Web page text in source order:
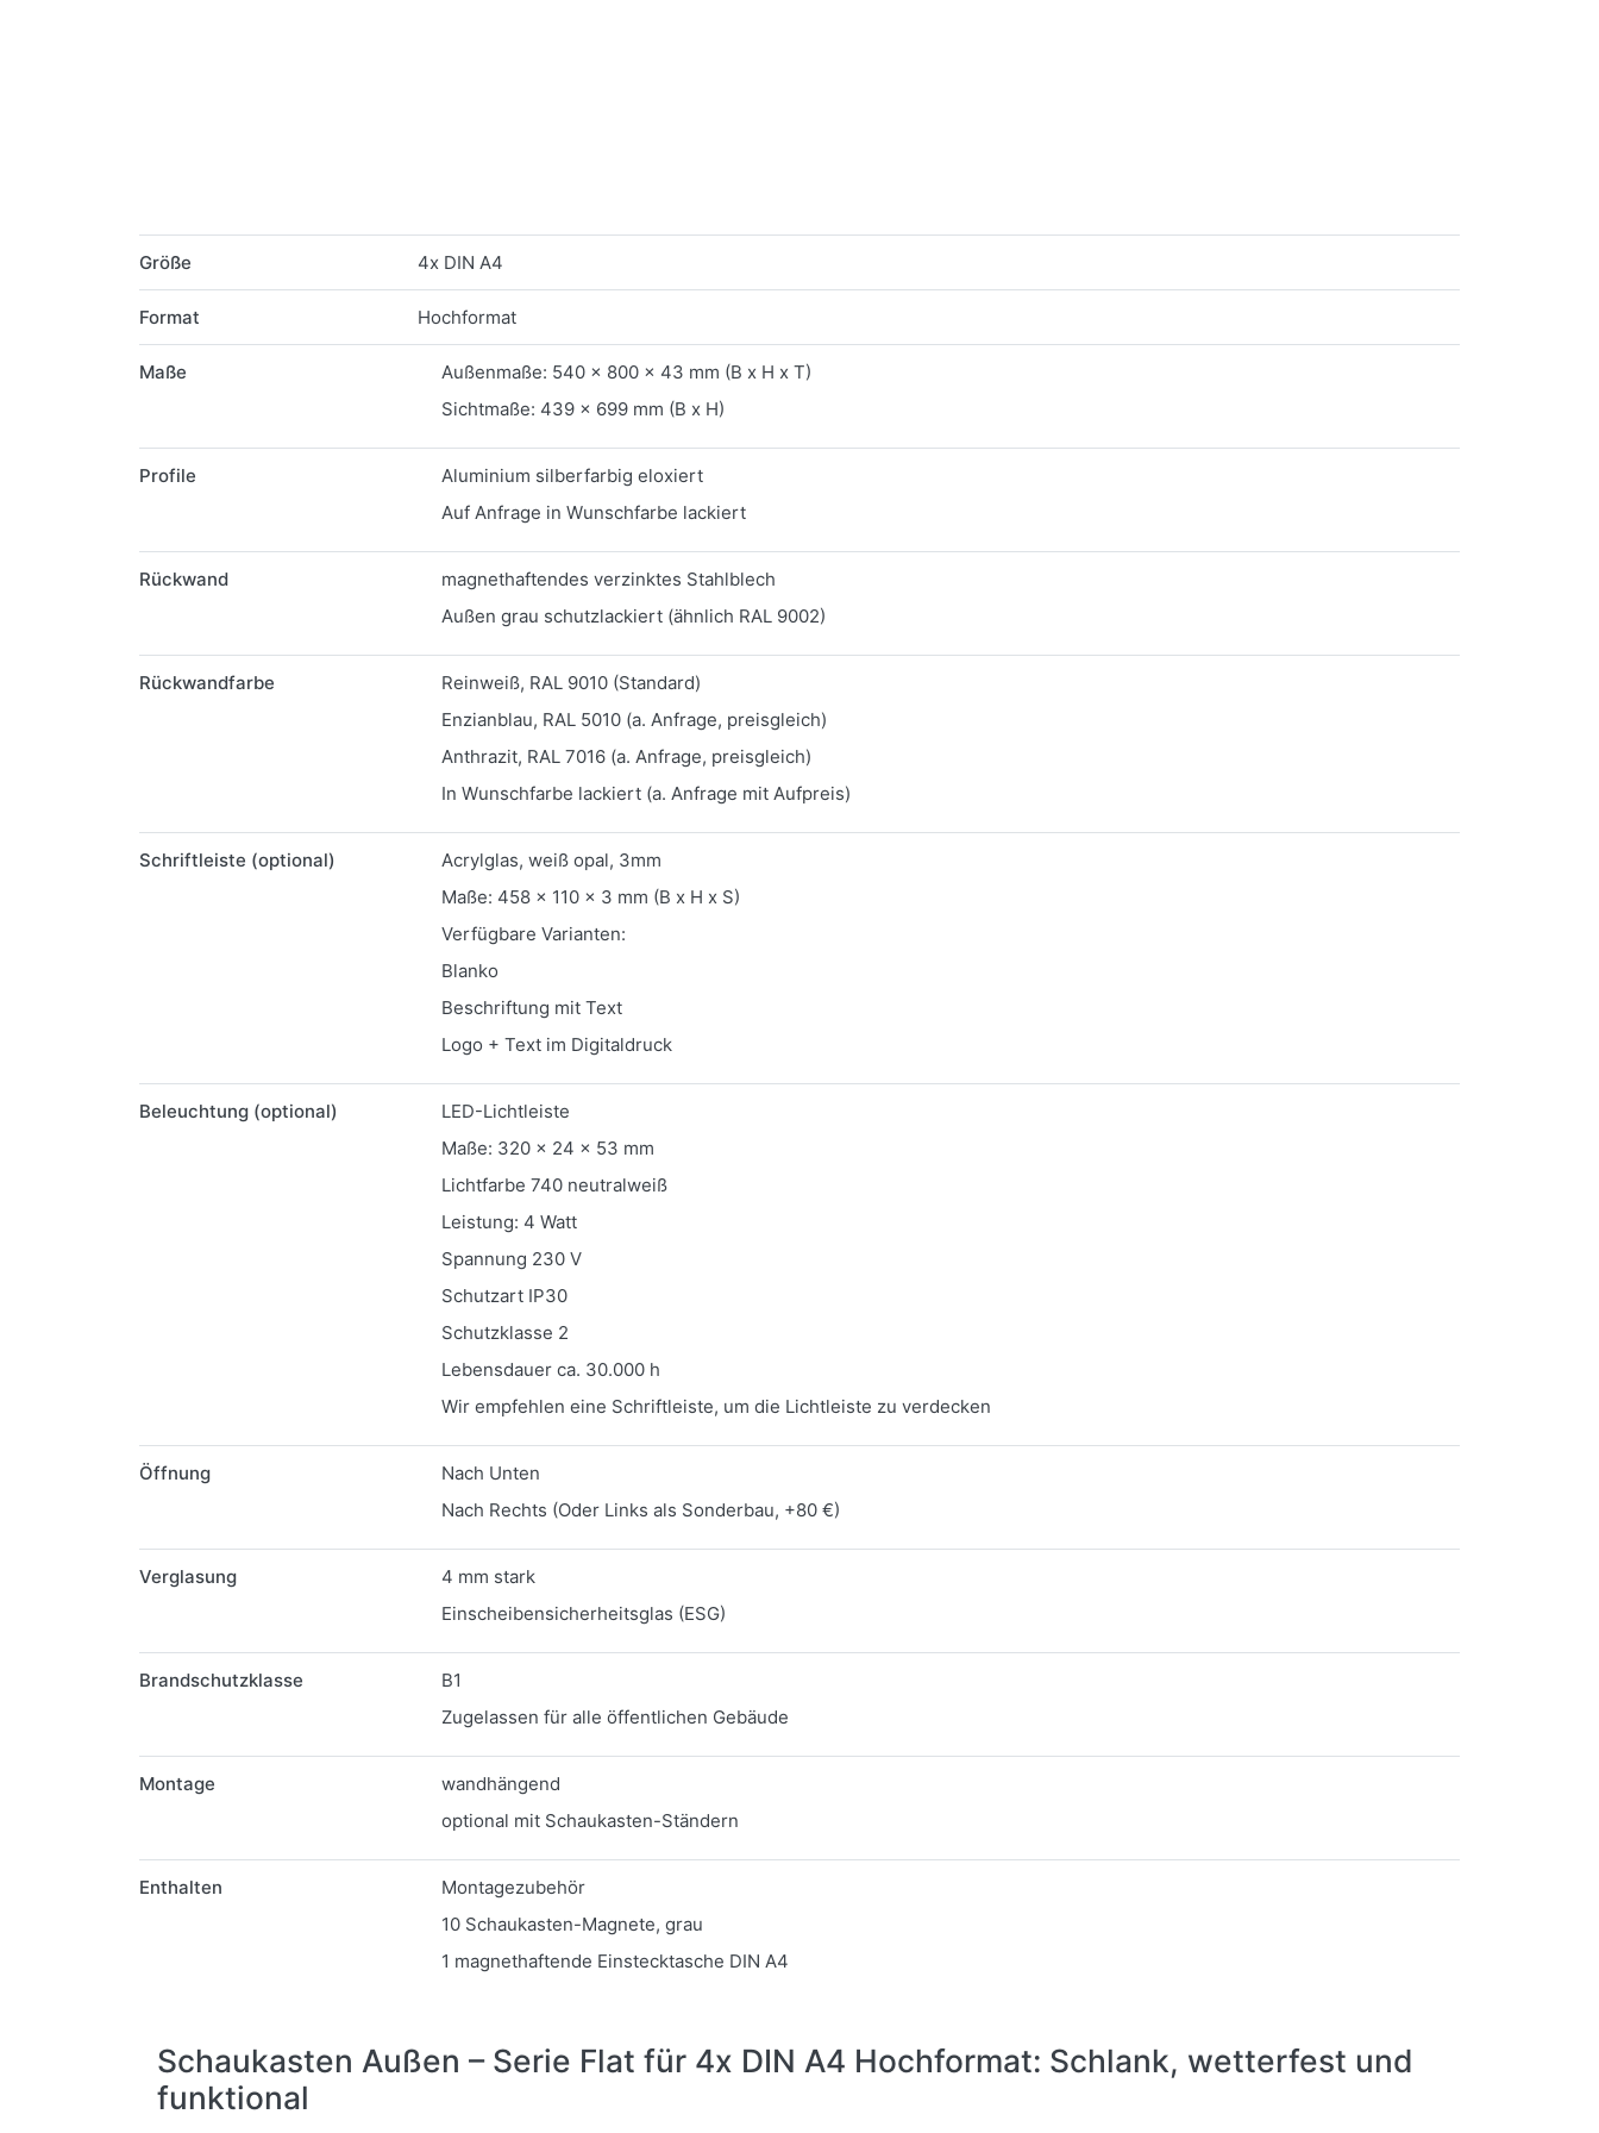
Größe 4x DIN A4
Format Hochformat
Maße
Außenmaße: 540 x 800 x 43 mm (B x H x T)
Sichtmaße: 439 x 699 mm (B x H)
Profile
Aluminium silberfarbig eloxiert
Auf Anfrage in Wunschfarbe lackiert
Rückwand
magnethaftendes verzinktes Stahlblech
Außen grau schutzlackiert (ähnlich RAL 9002)
Rückwandfarbe
Reinweiß, RAL 9010 (Standard)
Enzianblau, RAL 5010 (a. Anfrage, preisgleich)
Anthrazit, RAL 7016 (a. Anfrage, preisgleich)
In Wunschfarbe lackiert (a. Anfrage mit Aufpreis)
Schriftleiste (optional)
Acrylglas, weiß opal, 3mm
Maße: 458 x 110 x 3 mm (B x H x S)
Verfügbare Varianten:
Blanko
Beschriftung mit Text
Logo + Text im Digitaldruck
Beleuchtung (optional)
LED-Lichtleiste
Maße: 320 x 24 x 53 mm
Lichtfarbe 740 neutralweiß
Leistung: 4 Watt
Spannung 230 V
Schutzart IP30
Schutzklasse 2
Lebensdauer ca. 30.000 h
Wir empfehlen eine Schriftleiste, um die Lichtleiste zu verdecken
Öffnung
Nach Unten
Nach Rechts (Oder Links als Sonderbau, +80 €)
Verglasung
4 mm stark
Einscheibensicherheitsglas (ESG)
Brandschutzklasse
B1
Zugelassen für alle öffentlichen Gebäude
Montage
wandhängend
optional mit Schaukasten-Ständern
Enthalten
Montagezubehör
10 Schaukasten-Magnete, grau
1 magnethaftende Einstecktasche DIN A4
Schaukasten Außen – Serie Flat für 4x DIN A4 Hochformat: Schlank, wetterfest und
funktional